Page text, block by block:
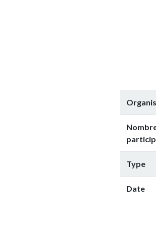
Organisateur
Nombre de
participants